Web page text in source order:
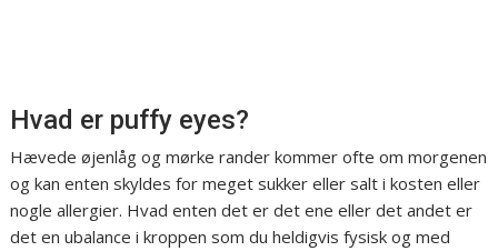
Hvad er puffy eyes?
Hævede øjenlåg og mørke rander kommer ofte om morgenen
og kan enten skyldes for meget sukker eller salt i kosten eller
nogle allergier. Hvad enten det er det ene eller det andet er
det en ubalance i kroppen som du heldigvis fysisk og med